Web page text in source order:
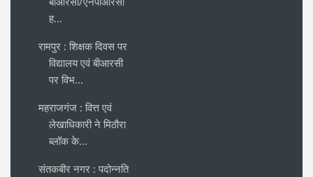
ह...
रामपुर : शिक्षक दिवस पर
विद्यालय एवं बीआरसी
पर विभ...
महराजगंज : वित्त एवं
लेखाधिकारी ने मिठौरा
ब्लॉक के...
संतकबीर नगर : पदोन्नति